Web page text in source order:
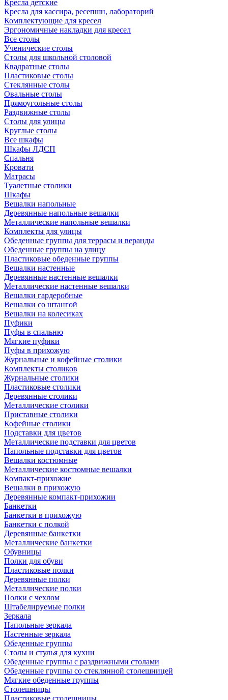
Кресла детские
Кресла для кассира, ресепшн, лабораторий
Комплектующие для кресел
Эргономичные накладки для кресел
Все столы
Ученические столы
Столы для школьной столовой
Квадратные столы
Пластиковые столы
Стеклянные столы
Овальные столы
Прямоугольные столы
Раздвижные столы
Столы для улицы
Круглые столы
Все шкафы
Шкафы ЛДСП
Спальня
Кровати
Матрасы
Туалетные столики
Шкафы
Вешалки напольные
Деревянные напольные вешалки
Металлические напольные вешалки
Комплекты для улицы
Обеденные группы для террасы и веранды
Обеденные группы на улицу
Пластиковые обеденные группы
Вешалки настенные
Деревянные настенные вешалки
Металлические настенные вешалки
Вешалки гардеробные
Вешалки со штангой
Вешалки на колесиках
Пуфики
Пуфы в спальню
Мягкие пуфики
Пуфы в прихожую
Журнальные и кофейные столики
Комплекты столиков
Журнальные столики
Пластиковые столики
Деревянные столики
Металлические столики
Приставные столики
Кофейные столики
Подставки для цветов
Металлические подставки для цветов
Напольные подставки для цветов
Вешалки костюмные
Металлические костюмные вешалки
Компакт-прихожие
Вешалки в прихожую
Деревянные компакт-прихожии
Банкетки
Банкетки в прихожую
Банкетки с полкой
Деревянные банкетки
Металлические банкетки
Обувницы
Полки для обуви
Пластиковые полки
Деревянные полки
Металлические полки
Полки с чехлом
Штабелируемые полки
Зеркала
Напольные зеркала
Настенные зеркала
Обеденные группы
Столы и стулья для кухни
Обеденные группы с раздвижными столами
Обеденные группы со стеклянной столешницей
Мягкие обеденные группы
Столешницы
Пластиковые столешницы